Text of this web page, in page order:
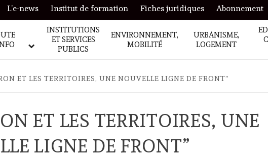
L’e-news Institut de formation Fiches juridiques Abonnement
INSTITUTIONS
ET SERVICES
PUBLICS
ENVIRONNEMENT,
MOBILITÉ
URBANISME,
LOGEMENT
ET LES TERRITOIRES, UNE NOUVELLE LIGNE DE FRONT”
ET LES TERRITOIRES, UNE
LIGNE DE FRONT”